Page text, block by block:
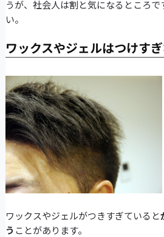
うが、社会人は割と気になるところ
い。
ワックスやジェルはつけす
ワックスやジェルがつきすぎていると
う ことがあります。